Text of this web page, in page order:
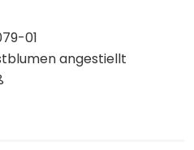
01
angestiellt